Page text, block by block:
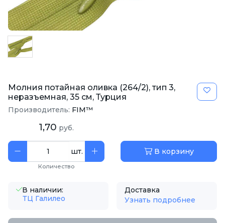
Молния потайная оливка (264/2), тип 3,
неразъемная, 35 см, Турция
Производитель: FIM™
1,70 руб.
шт.
Количество
В корзину
В наличии:
ТЦ Галилео
Доставка
Узнать подробнее